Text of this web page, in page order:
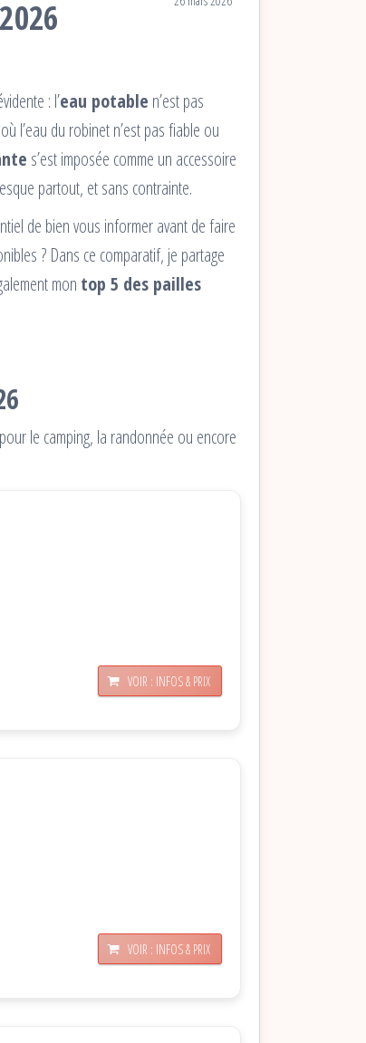
: l’eau potable n’est pas
l’eau du robinet n’est pas fiable ou
s’est imposée comme un accessoire
partout, et sans contrainte.
de bien vous informer avant de faire
? Dans ce comparatif, je partage
mon top 5 des pailles
le camping, la randonnée ou encore
VOIR : INFOS & PRIX
VOIR : INFOS & PRIX